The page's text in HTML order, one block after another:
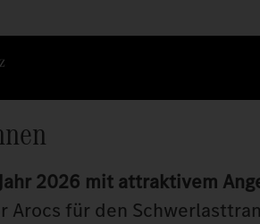
2026 mit attraktivem
Arocs für den